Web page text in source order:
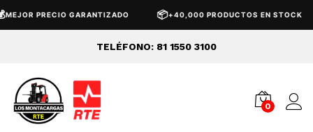
GARANTIZADO 📦 +40,000 PRODUCTOS EN STOCK 🚚
TELÉFONO: 81 1550 3100
0